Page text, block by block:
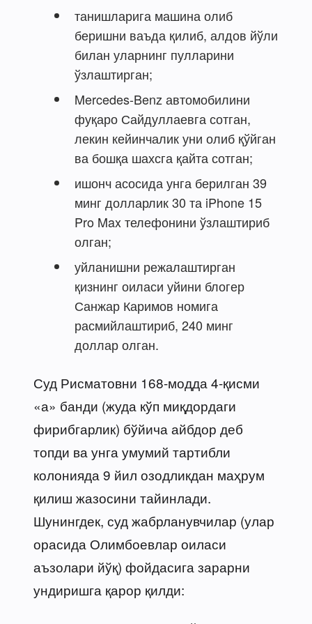
танишларига машина олиб
беришни ваъда қилиб, алдов йўли
билан уларнинг пулларини
ўзлаштирган;
Mercedes-Benz автомобилини
фуқаро Сайдуллаевга сотган,
лекин кейинчалик уни олиб қўйган
ва бошқа шахсга қайта сотган;
ишонч асосида унга берилган 39
минг долларлик 30 та iPhone 15
Pro Max телефонини ўзлаштириб
олган;
уйланишни режалаштирган
қизнинг оиласи уйини блогер
Санжар Каримов номига
расмийлаштириб, 240 минг
доллар олган.
Суд Рисматовни 168-модда 4-қисми
«а» банди (жуда кўп миқдордаги
фирибгарлик) бўйича айбдор деб
топди ва унга умумий тартибли
колонияда 9 йил озодликдан маҳрум
қилиш жазосини тайинлади.
Шунингдек, суд жабрланувчилар (улар
орасида Олимбоевлар оиласи
аъзолари йўқ) фойдасига зарарни
ундиришга қарор қилди: